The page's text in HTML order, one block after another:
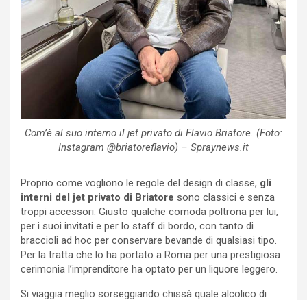
Com’è al suo interno il jet privato di Flavio Briatore. (Foto:
Instagram @briatoreflavio) – Spraynews.it
Proprio come vogliono le regole del design di classe, gli
interni del jet privato di Briatore sono classici e senza
troppi accessori. Giusto qualche comoda poltrona per lui,
per i suoi invitati e per lo staff di bordo, con tanto di
braccioli ad hoc per conservare bevande di qualsiasi tipo.
Per la tratta che lo ha portato a Roma per una prestigiosa
cerimonia l’imprenditore ha optato per un liquore leggero.
Si viaggia meglio sorseggiando chissà quale alcolico di